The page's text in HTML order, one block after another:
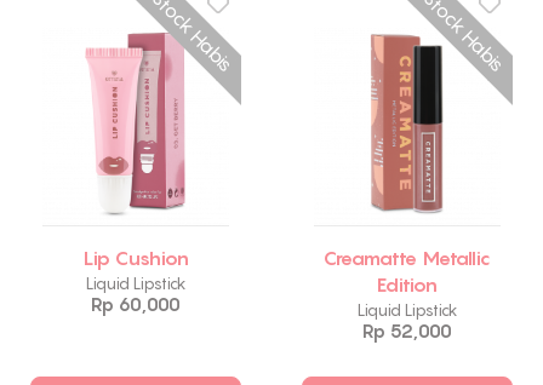
Stock Habis
Lip Cushion
Liquid Lipstick
Rp 60,000
Stock Habis
Creamatte Metallic
Edition
Liquid Lipstick
Rp 52,000